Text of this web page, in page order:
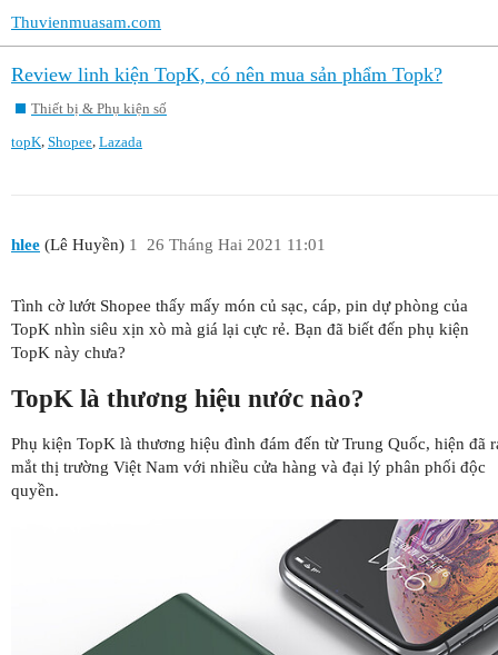
Thuvienmuasam.com
Review linh kiện TopK, có nên mua sản phẩm Topk?
Thiết bị & Phụ kiện số
topK, Shopee, Lazada
hlee (Lê Huyền) 26 Tháng Hai 2021 11:01
1
Tình cờ lướt Shopee thấy mấy món củ sạc, cáp, pin dự phòng của
TopK nhìn siêu xịn xò mà giá lại cực rẻ. Bạn đã biết đến phụ kiện
TopK này chưa?
TopK là thương hiệu nước nào?
Phụ kiện TopK là thương hiệu đình đám đến từ Trung Quốc, hiện đã
mắt thị trường Việt Nam với nhiều cửa hàng và đại lý phân phối độc
quyền.